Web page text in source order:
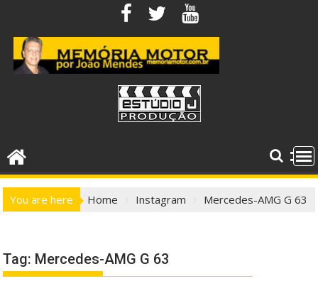
content
You are here Home Instagram Mercedes-AMG G 63
Tag: Mercedes-AMG G 63